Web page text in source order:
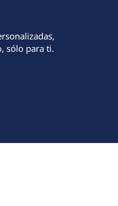
sólo para ti.